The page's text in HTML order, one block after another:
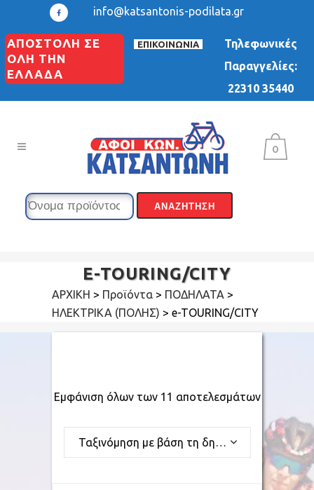
info@katsantonis-podilata.gr
ΑΠΟΣΤΟΛΗ ΣΕ
ΟΛΗ ΤΗΝ
ΕΛΛΑΔΑ
ΕΠΙΚΟΙΝΩΝΙΑ
Τηλεφωνικές
Παραγγελίες:
22310 35440
0
E-TOURING/CITY
ΑΡΧΙΚΗ > Προϊόντα > ΠΟΔΗΛΑΤΑ >
ΗΛΕΚΤΡΙΚΑ (ΠΟΛΗΣ) > e-TOURING/CITY
Εμφάνιση όλων των 11 αποτελεσμάτων
Ταξινόμηση με βάση τη δημοφιλία